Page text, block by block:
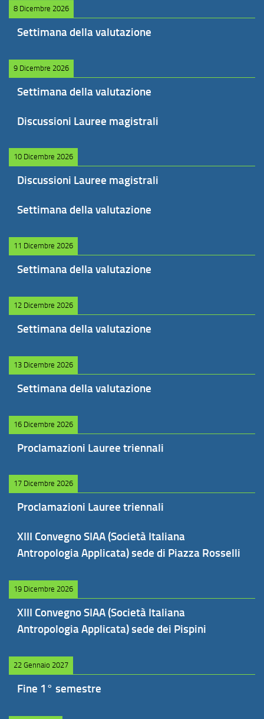
8 Dicembre 2026
Settimana della valutazione
9 Dicembre 2026
Settimana della valutazione
Discussioni Lauree magistrali
10 Dicembre 2026
Discussioni Lauree magistrali
Settimana della valutazione
11 Dicembre 2026
Settimana della valutazione
12 Dicembre 2026
Settimana della valutazione
13 Dicembre 2026
Settimana della valutazione
16 Dicembre 2026
Proclamazioni Lauree triennali
17 Dicembre 2026
Proclamazioni Lauree triennali
XIII Convegno SIAA (Società Italiana
Antropologia Applicata) sede di Piazza Rosselli
19 Dicembre 2026
XIII Convegno SIAA (Società Italiana
Antropologia Applicata) sede dei Pispini
22 Gennaio 2027
Fine 1° semestre